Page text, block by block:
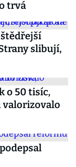
trvá
slibují,
o 50 tisíc,
valorizovalo